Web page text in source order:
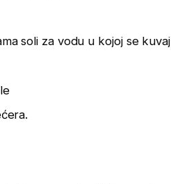
soli za vodu u kojoj se